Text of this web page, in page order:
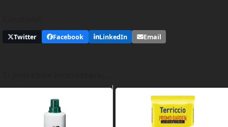
Twitter Facebook LinkedIn Email